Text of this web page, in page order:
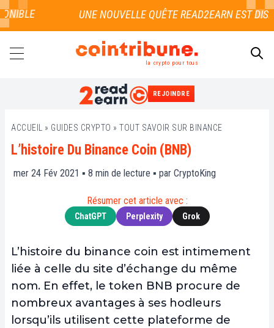
la crypto pour tous
REJOINDRE
ACCUEIL » GUIDES CRYPTO » TOUT SAVOIR SUR BINANCE
L’histoire Du Binance Coin (BNB)
mer 24 Fév 2021 ▪ 8 min de lecture ▪ par CryptoKing
Résumer cet article avec :
ChatGPT Perplexity Grok
L’histoire du binance coin est intimement
liée à celle du site d’échange du même
nom. En effet, le token BNB procure de
nombreux avantages à ses hodleurs
lorsqu’ils utilisent cette plateforme de